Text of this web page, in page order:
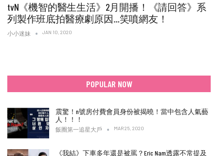
tvN《機智的醫生生活》2月開播！《請回答》系
列製作班底拍醫療劇原因…笑噴網友！
小小迷妹 JAN 10, 2020
POPULAR NOW
震驚！n號房付費會員身份被揭曉！當中包含人氣藝
人！！！
飯圈第一追星大戶 MAR 25, 2020
《我結》下車多年還是被罵？Eric Nam透露不常提及